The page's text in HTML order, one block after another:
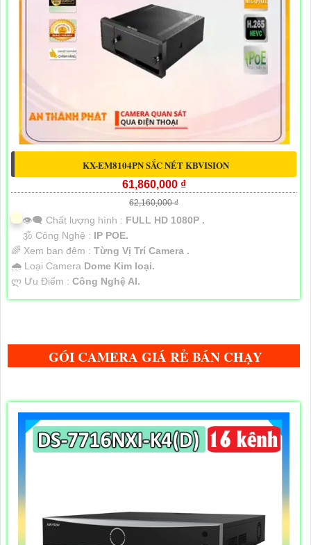
KX-EM8104PN SẮC NÉT KBVISION
61,860,000 ₫
62,160,000 ₫
👁️‍🗨 Chất lượng hình : FULL HD 1080P .
🕉️ Công Nghệ : IP POE.
🌈 Xem ban đêm : Từng Vị Trí Camera .
🌧️ Loại Camera Dome Kim loại.
️ლ Ưu Điểm : Công Nghệ AI.
GÓI CAMERA GIÁ RẺ BÁN CHẠY